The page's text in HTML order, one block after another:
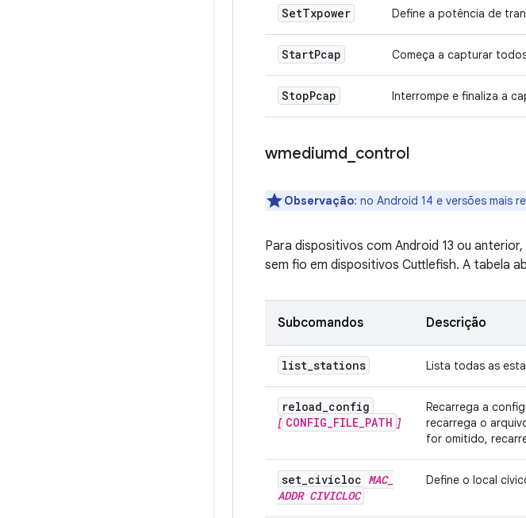
SetTxpower Define a potência de
StartPcap Começa a capturar
StopPcap Interrompe e finaliza a
wmediumd control
Observação: no Android 14 e versões mais
Para dispositivos com Android 13 ou
sem fio em dispositivos Cuttlefish. A tabela
Subcomandos Descrição
list_stations Lista todas as
reload_config
[ CONFIG_FILE_PATH ]
Recarrega a
recarrega o
for omitido,
set_civicloc MAC_
ADDR CIVICLOC
Define o local